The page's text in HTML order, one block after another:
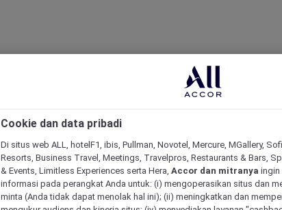
Cookie dan data pribadi
Di situs web ALL, hotelF1, ibis, Pullman, Novotel, Mercure, MGallery,
Resorts, Business Travel, Meetings, Travelpros, Restaurants & Bars,
& Events, Limitless Experiences serta Hera, Accor dan mitranya ingin
informasi pada perangkat Anda untuk: (i) mengoperasikan situs dan
minta (Anda tidak dapat menolak hal ini); (ii) meningkatkan dan